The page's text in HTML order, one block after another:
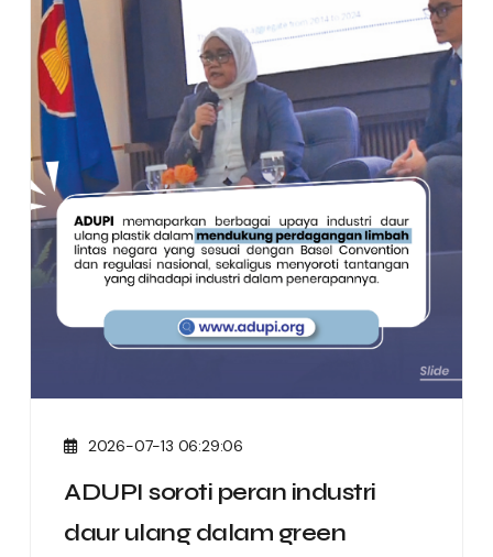
2026-07-13 06:29:06
ADUPI soroti peran industri
daur ulang dalam green